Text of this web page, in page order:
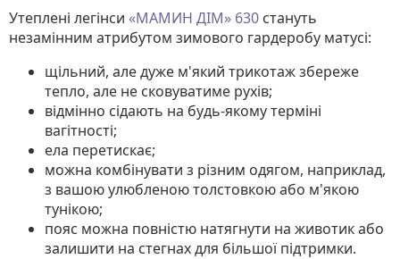
Утеплені легінси «МАМИН ДІМ» 630 стануть
незамінним атрибутом зимового гардеробу матусі:
щільний, але дуже м'який трикотаж збереже
тепло, але не сковуватиме рухів;
відмінно сідають на будь-якому терміні
вагітності;
ела перетискає;
можна комбінувати з різним одягом, наприклад,
з вашою улюбленою толстовкою або м'якою
тунікою;
пояс можна повністю натягнути на животик або
залишити на стегнах для більшої підтримки.